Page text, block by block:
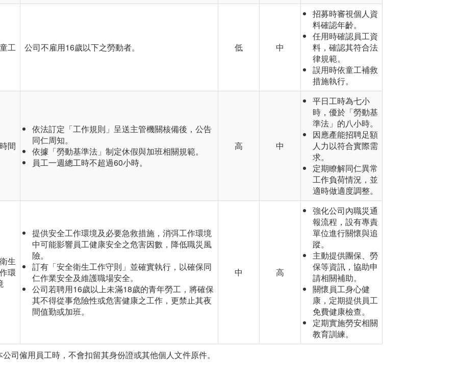
工 公司不雇用16歲以下之勞動者。 低 中
招募時審視個人資
料確認年齡。
任用時確認員工資
料，確認其符合法
律規範。
誤用時依童工補救
措施執行。
間
依法訂定「工作規則」呈送主管機關核備後，公告
同仁周知。
依據「勞動基準法」制定休假與加班相關規範。
員工一週總工時不超過60小時。
高 中
平日工時為七小
時，優於「勞動基
準法」的八小時。
因應產能招聘足額
人力以符合實際需
求。
定期瞭解同仁異常
工作負荷情況，並
適時做適度調整。
生
環
提供安全工作環境及必要急救措施，消弭工作環境
中可能影響員工健康安全之危害因數，降低職災風
險。
訂有「安全衛生工作守則」並確實執行，以確保同
仁作業安全及維護職場安全。
公司若聘用16歲以上未滿18歲的青年勞工，將確保
其不得從事危險性或危害健康之工作，更禁止其夜
間值勤或加班。
中 高
強化公司內職災通
報流程，設有專責
單位進行關懷與追
蹤。
主動提供團保、勞
保等資訊，協助申
請相關補助。
關懷員工身心健
康，定期提供員工
免費健康檢查。
定期實施勞安相關
教育訓練。
公司僱用員工時，不會扣留其身份證或其他個人文件原件。